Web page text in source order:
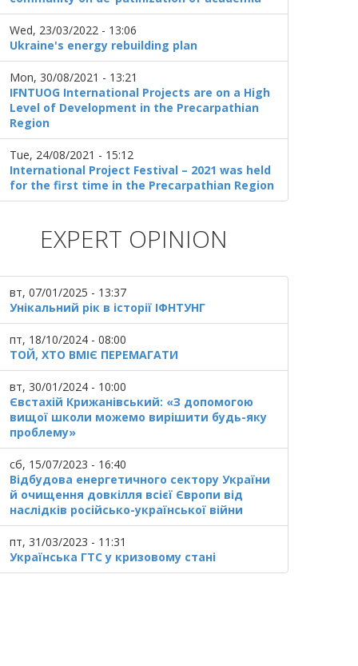
Wed, 23/03/2022 - 13:06
Ukraine's energy rebuilding plan
Mon, 30/08/2021 - 13:21
IFNTUOG International Projects are on a High
Level of Development in the Precarpathian
Region
Tue, 24/08/2021 - 15:12
International Project Festival – 2021 was held
for the first time in the Precarpathian Region
EXPERT OPINION
вт, 07/01/2025 - 13:37
Унікальний рік в історії ІФНТУНГ
пт, 18/10/2024 - 08:00
ТОЙ, ХТО ВМІЄ ПЕРЕМАГАТИ
вт, 30/01/2024 - 10:00
Євстахій Крижанівський: «З допомогою
вищої школи можемо вирішити будь-яку
проблему»
сб, 15/07/2023 - 16:40
Відбудова енергетичного сектору України
й очищення довкілля всієї Європи від
наслідків російсько-української війни
пт, 31/03/2023 - 11:31
Українська ГТС у кризовому стані